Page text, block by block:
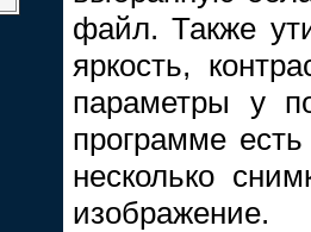
файл. Также
яркость,
параметры у
программе
несколько
изображение.